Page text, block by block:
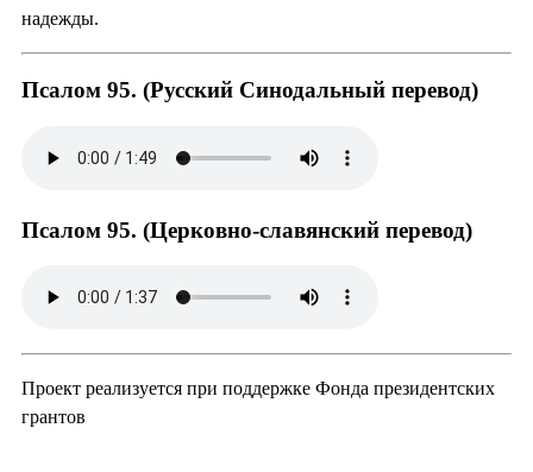
надежды.
Псалом 95. (Русский Синодальный перевод)
Псалом 95. (Церковно-славянский перевод)
Проект реализуется при поддержке Фонда президентских
грантов